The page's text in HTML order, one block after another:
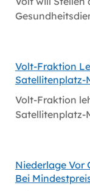
Volt-Fraktion
Satellitenplatz-
Volt-Fraktion
Satellitenplatz-
Niederlage Vor
Bei